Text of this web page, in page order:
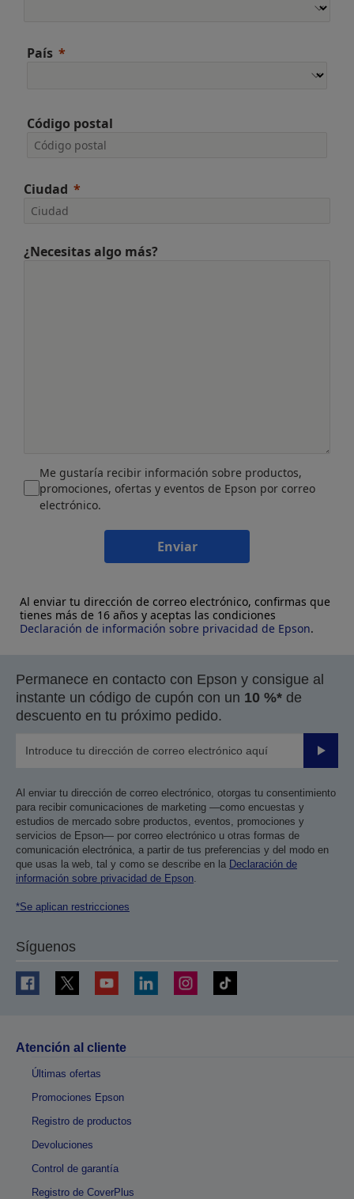
País
Código postal
Ciudad
¿Necesitas algo más?
Me gustaría recibir información sobre productos,
promociones, ofertas y eventos de Epson por correo
electrónico.
Enviar
Al enviar tu dirección de correo electrónico, confirmas que
tienes más de 16 años y aceptas las condiciones
Declaración de información sobre privacidad de Epson.
Permanece en contacto con Epson y consigue al
instante un código de cupón con un 10 %* de
descuento en tu próximo pedido.
Enviar
Al enviar tu dirección de correo electrónico, otorgas tu consentimiento
para recibir comunicaciones de marketing —como encuestas y
estudios de mercado sobre productos, eventos, promociones y
servicios de Epson— por correo electrónico u otras formas de
comunicación electrónica, a partir de tus preferencias y del modo en
que usas la web, tal y como se describe en la Declaración de
información sobre privacidad de Epson.
*Se aplican restricciones
Síguenos
Atención al cliente
Últimas ofertas
Promociones Epson
Registro de productos
Devoluciones
Control de garantía
Registro de CoverPlus